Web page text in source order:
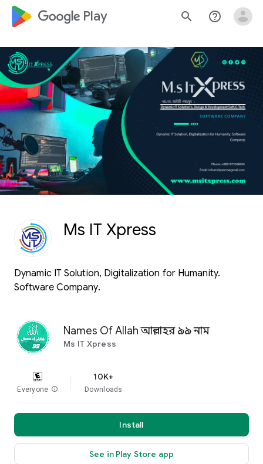
google_logo Play search help_outline
Ms IT Xpress
Dynamic IT Solution, Digitalization for Humanity.
Software Company.
Names Of Allah আল্লাহর ৯৯ নাম
Ms IT Xpress
Everyone info
10K+
Downloads
Install
See in Play Store app